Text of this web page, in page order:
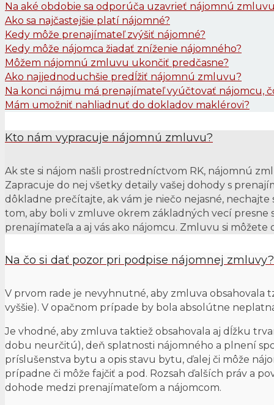
Na aké obdobie sa odporúča uzavrieť nájomnú
Ako sa najčastejšie platí nájomné?
Kedy môže prenajímateľ zvýšiť nájomné?
Kedy môže nájomca žiadať zníženie nájomného?
Môžem nájomnú zmluvu ukončiť predčasne?
Ako najjednoduchšie predĺžiť nájomnú zmluvu?
Na konci nájmu má prenajímateľ vyúčtovať nájomcu,
Mám umožniť nahliadnuť do dokladov maklérovi?
Kto nám vypracuje nájomnú zmluvu?
Ak ste si nájom našli prostredníctvom RK, nájomnú
Zapracuje do nej všetky detaily vašej dohody s
dôkladne prečítajte, ak vám je niečo nejasné,
tom, aby boli v zmluve okrem základných vecí presne
prenajímateľa a aj vás ako nájomcu. Zmluvu si
Na čo si dať pozor pri podpise nájomnej zmluvy?
V prvom rade je nevyhnutné, aby zmluva obsahovala
vyššie). V opačnom prípade by bola absolútne
Je vhodné, aby zmluva taktiež obsahovala aj dĺžku
dobu neurčitú), deň splatnosti nájomného a plnení
príslušenstva bytu a opis stavu bytu, ďalej či môže
prípadne či môže fajčiť a pod. Rozsah ďalších práv a
dohode medzi prenajímateľom a nájomcom.